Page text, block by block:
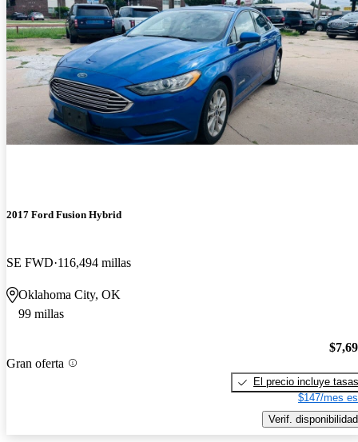
2017 Ford Fusion Hybrid
SE FWD 116,494 millas
Oklahoma City, OK
99 millas
Gran oferta
El precio incluye tasas
$147/mes
Verif. disponibilidad